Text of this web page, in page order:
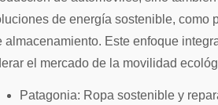
de energía sostenible, como
almacenamiento. Este enfoque
el mercado de la movilidad
Patagonia: Ropa sostenible y